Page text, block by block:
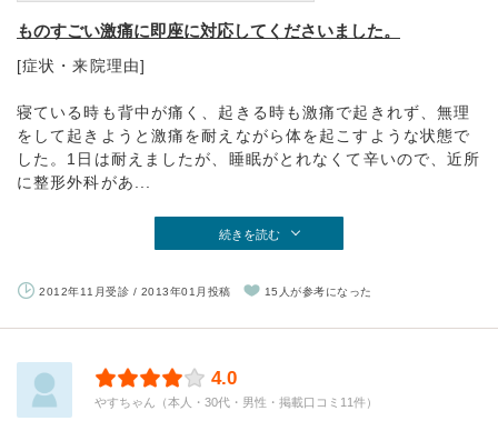
ものすごい激痛に即座に対応してくださいました。
[症状・来院理由]
寝ている時も背中が痛く、起きる時も激痛で起きれず、無理
をして起きようと激痛を耐えながら体を起こすような状態で
した。1日は耐えましたが、睡眠がとれなくて辛いので、近所
に整形外科があ...
続きを読む
2012年11月受診 / 2013年01月投稿 15人が参考になった
4.0
やすちゃん（本人・30代・男性・掲載口コミ11件）